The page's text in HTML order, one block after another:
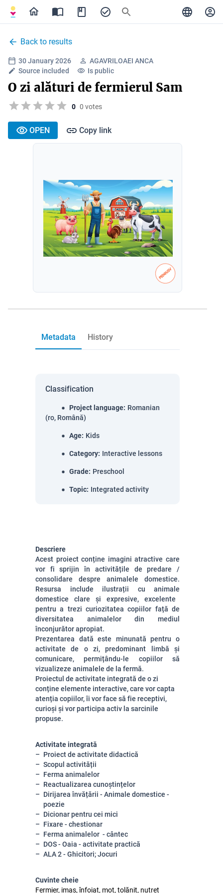
Back to results
30 January 2026
AGAVRILOAEI ANCA
Source included
Is public
O zi alături de fermierul Sam
0 0 votes
OPEN Copy link
Metadata History
Classification
Project language: Romanian
(ro, Română)
Age: Kids
Category: Interactive lessons
Grade: Preschool
Topic: Integrated activity
Descriere
Acest proiect conține imagini atractive care
vor fi sprijin în activitățile de predare /
consolidare despre animalele domestice.
Resursa include ilustrații cu animale
domestice clare și expresive, excelente
pentru a trezi curiozitatea copiilor față de
diversitatea animalelordin mediul
înconjurător apropiat.
Prezentarea dată este minunată pentru o
activitate de o zi, predominant limbă și
comunicare, permițându-le copiilor să
vizualizeze animalele de la fermă.
Proiectul de activitate integrată de o zi
conține elemente interactive, care vor capta
atenția copiilor, îi vor face să fie receptivi,
curioși și vor participa activ la sarcinile
propuse.
Activitate integrată
Proiect de activitate didactică
Scopul activității
Ferma animalelor
Reactualizarea cunoștințelor
Dirijarea învățării - Animale domestice -
poezie
Dicionar pentru cei mici
Fixare - chestionar
Ferma animalelor - cântec
DOS - Oaia - activitate practică
ALA 2 - Ghicitori; Jocuri
Cuvinte cheie
Fermier, imaș, înfoiat, moț, tolănit, nutreț